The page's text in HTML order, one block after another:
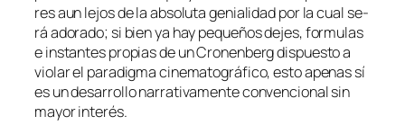
res aun le­jos de la ab­so­lu­ta ge­nia­li­dad por la cual se­
rá ado­ra­do; si bien ya hay pe­que­ños de­jes, for­mu­las
e ins­tan­tes pro­pias de un Cronenberg dis­pues­to a
vio­lar el pa­ra­dig­ma ci­ne­ma­to­grá­fi­co, es­to ape­nas sí
es un de­sa­rro­llo na­rra­ti­va­men­te con­ven­cio­nal sin
ma­yor interés.